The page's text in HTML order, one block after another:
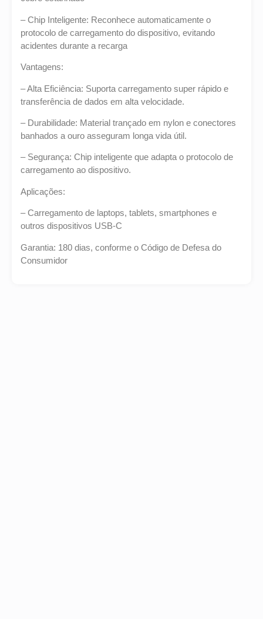
– Chip Inteligente: Reconhece automaticamente o
protocolo de carregamento do dispositivo, evitando
acidentes durante a recarga
Vantagens:
– Alta Eficiência: Suporta carregamento super rápido e
transferência de dados em alta velocidade.
– Durabilidade: Material trançado em nylon e conectores
banhados a ouro asseguram longa vida útil.
– Segurança: Chip inteligente que adapta o protocolo de
carregamento ao dispositivo.
Aplicações:
– Carregamento de laptops, tablets, smartphones e
outros dispositivos USB-C
Garantia: 180 dias, conforme o Código de Defesa do
Consumidor